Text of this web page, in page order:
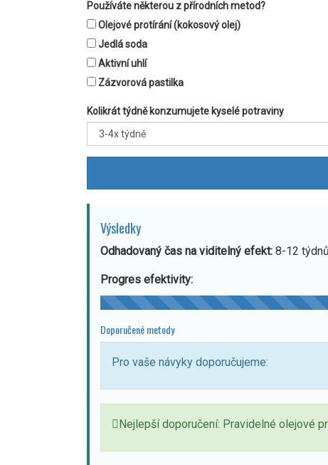
Používáte některou z přírodních metod?
Olejové protírání (kokosový olej)
Jedlá soda
Aktivní uhlí
Zázvorová pastilka
Kolikrát týdně konzumujete kyselé potraviny
Výsledky
Odhadovaný čas na viditelný efekt: 8-12 týdnů
Progres efektivity:
Doporučené metody
Pro vaše návyky doporučujeme:
Nejlepší doporučení: Pravidelné olejové